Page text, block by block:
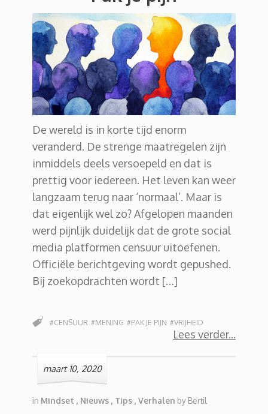
De wereld is in korte tijd enorm
veranderd. De strenge maatregelen zijn
inmiddels deels versoepeld en dat is
prettig voor iedereen. Het leven kan weer
langzaam terug naar ‘normaal’. Maar is
dat eigenlijk wel zo? Afgelopen maanden
werd pijnlijk duidelijk dat de grote social
media platformen censuur uitoefenen.
Officiële berichtgeving wordt gepushed.
Bij zoekopdrachten wordt […]
Lees verder
#CENSUUR #MENING #PAK JE PIJN #VRIJHEID
maart 10, 2020
in Mindset , Nieuws , Tips , Verhalen by Bertil